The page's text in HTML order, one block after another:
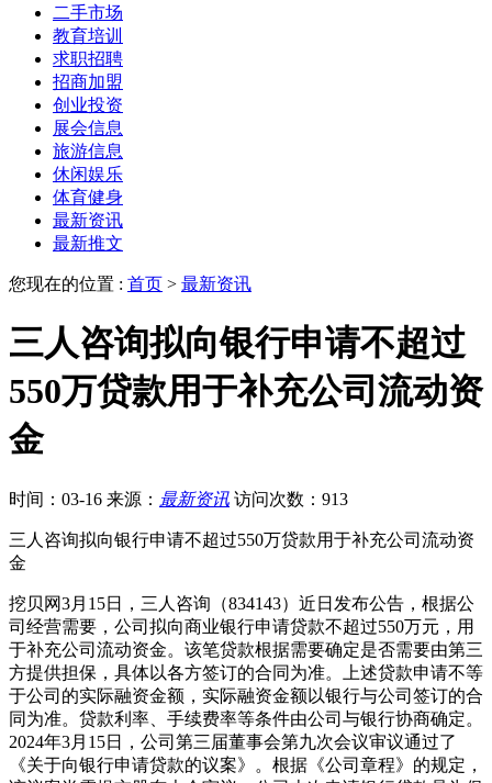
二手市场
教育培训
求职招聘
招商加盟
创业投资
展会信息
旅游信息
休闲娱乐
体育健身
最新资讯
最新推文
您现在的位置 : 首页 > 最新资讯
三人咨询拟向银行申请不超过
550万贷款用于补充公司流动资
金
时间：03-16 来源： 最新资讯 访问次数：913
三人咨询拟向银行申请不超过550万贷款用于补充公司流动资
金
挖贝网3月15日，三人咨询（834143）近日发布公告，根据公
司经营需要，公司拟向商业银行申请贷款不超过550万元，用
于补充公司流动资金。该笔贷款根据需要确定是否需要由第三
方提供担保，具体以各方签订的合同为准。上述贷款申请不等
于公司的实际融资金额，实际融资金额以银行与公司签订的合
同为准。贷款利率、手续费率等条件由公司与银行协商确定。
2024年3月15日，公司第三届董事会第九次会议审议通过了
《关于向银行申请贷款的议案》。根据《公司章程》的规定，